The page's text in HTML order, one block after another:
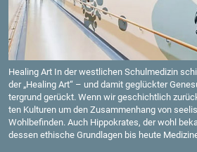
Hea­ling Art In der west­li­chen Schul­me­di­zin
der „Hea­ling Art“ – und damit ge­glück­ter
ter­grund ge­rückt. Wenn wir ge­schicht­lich
ten Kul­tu­ren um den Zu­sam­men­hang von
Wohl­be­fin­den. Auch Hip­po­kra­tes, der wohl
des­sen ethi­sche Grund­la­gen bis heute